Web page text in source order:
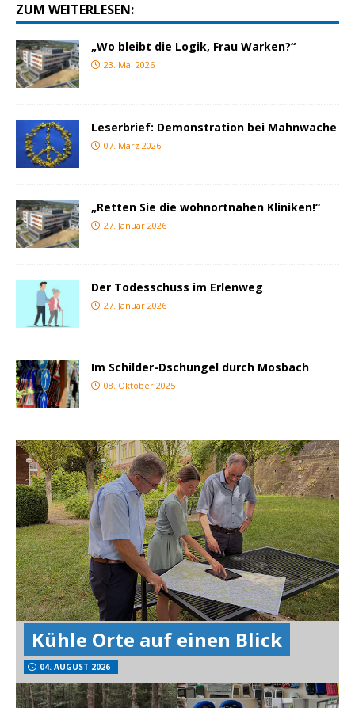
ZUM WEITERLESEN:
„Wo bleibt die Logik, Frau Warken?“
23. Mai 2026
Leserbrief: Demonstration bei Mahnwache
07. März 2026
„Retten Sie die wohnortnahen Kliniken!“
27. Januar 2026
Der Todesschuss im Erlenweg
27. Januar 2026
Im Schilder-Dschungel durch Mosbach
08. Oktober 2025
Kühle Orte auf einen Blick
04. AUGUST 2026